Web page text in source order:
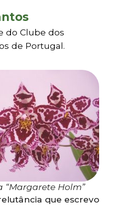
do Clube dos
de Portugal.
“Margarete Holm”
que escrevo